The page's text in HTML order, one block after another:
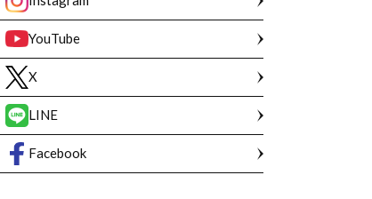
YouTube
X
LINE
Facebook